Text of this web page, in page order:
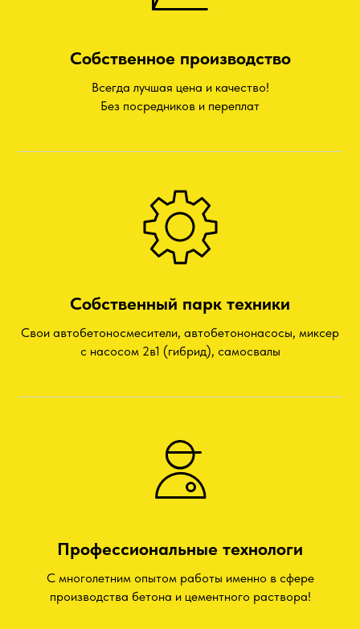
Собственное производство
Всегда лучшая цена и качество!
Без посредников и переплат
Собственный парк техники
Свои автобетоносмесители, автобетононасосы, миксер
с насосом 2в1 (гибрид), самосвалы
Профессиональные технологи
С многолетним опытом работы именно в сфере
производства бетона и цементного раствора!